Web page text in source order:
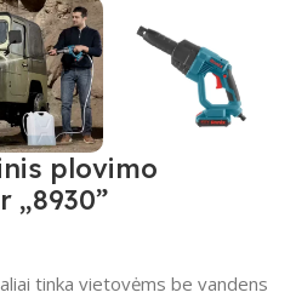
plovimo
„8930”
tinka vietovėms be vandens